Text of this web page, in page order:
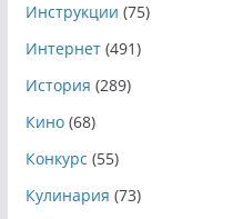
Инструкции (75)
Интернет(491)
История (289)
Кино(68)
Конкурс (55)
Кулинария (73)